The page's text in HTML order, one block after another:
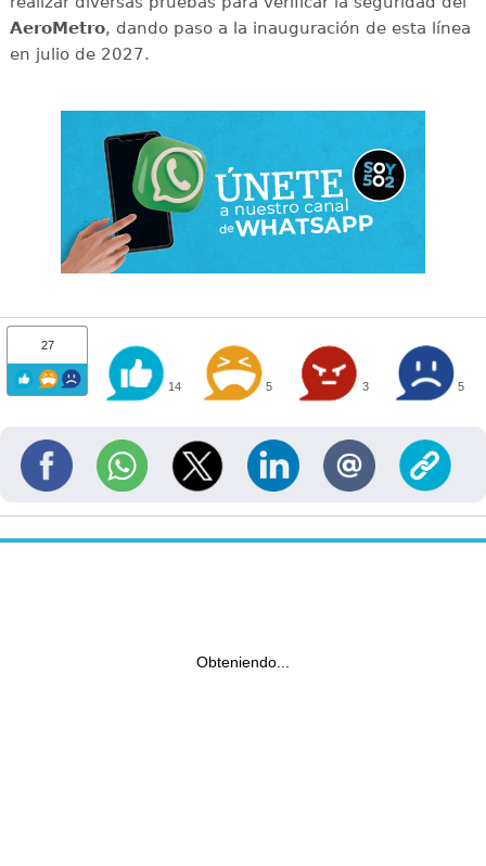
AeroMetro, dando paso a la inauguración de esta línea
en julio de 2027.
27
14 5 3 5
Obteniendo...